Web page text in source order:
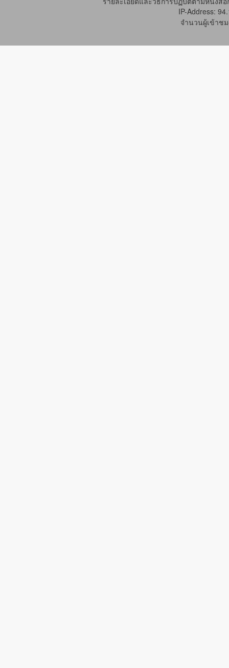
IP-Address:
จำนวนผู้เข้าช